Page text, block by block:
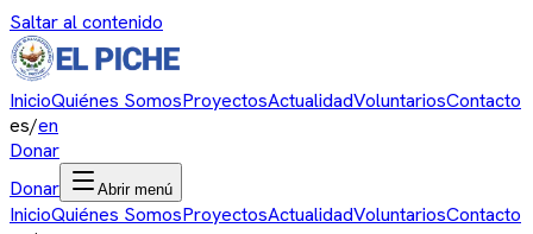
Saltar al contenido
InicioQuiénes SomosProyectosActualidadVoluntariosContacto
es/en
Donar
Donar
Abrir menú
InicioQuiénes SomosProyectosActualidadVoluntariosContacto